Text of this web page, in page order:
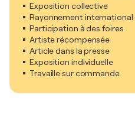
Exposition collective
Rayonnement international
Participation à des foires
Artiste récompensée
Article dans la presse
Exposition individuelle
Travaille sur commande